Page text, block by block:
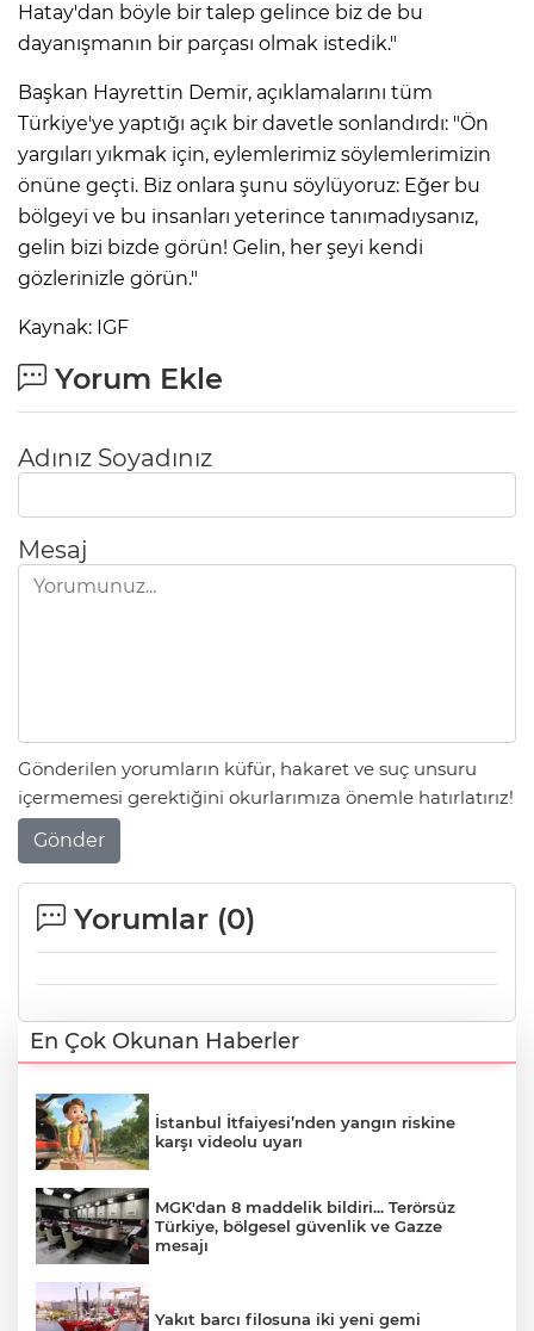
Hatay'dan böyle bir talep gelince biz de bu
dayanışmanın bir parçası olmak istedik."
Başkan Hayrettin Demir, açıklamalarını tüm
Türkiye'ye yaptığı açık bir davetle sonlandırdı: "Ön
yargıları yıkmak için, eylemlerimiz söylemlerimizin
önüne geçti. Biz onlara şunu söylüyoruz: Eğer bu
bölgeyi ve bu insanları yeterince tanımadıysanız,
gelin bizi bizde görün! Gelin, her şeyi kendi
gözlerinizle görün."
Kaynak: IGF
Yorum Ekle
Adınız Soyadınız
Mesaj
Gönderilen yorumların küfür, hakaret ve suç unsuru
içermemesi gerektiğini okurlarımıza önemle hatırlatırız!
Gönder
Yorumlar (0)
En Çok Okunan Haberler
İstanbul İtfaiyesi’nden yangın riskine
karşı videolu uyarı
MGK'dan 8 maddelik bildiri... Terörsüz
Türkiye, bölgesel güvenlik ve Gazze
mesajı
Yakıt barcı filosuna iki yeni gemi